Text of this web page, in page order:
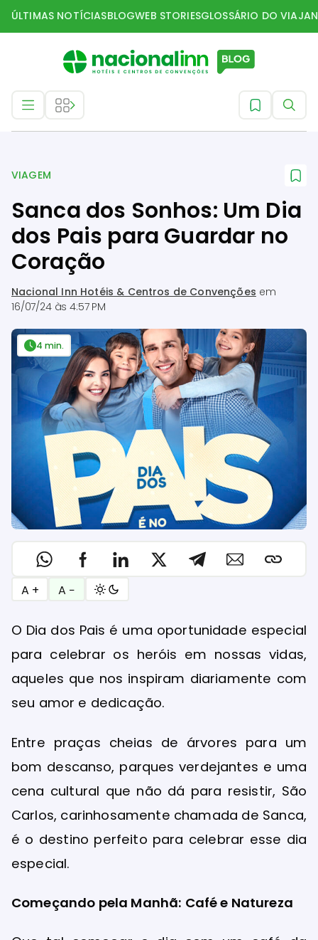
ÚLTIMAS NOTÍCIASBLOGWEB STORIESGLOSSÁRIO DO
VIAGEM
Sanca dos Sonhos: Um Dia
dos Pais para Guardar no
Coração
Nacional Inn Hotéis & Centros de Convenções em
16/07/24 às 4:57 PM
4 min.
A + A −
O Dia dos Pais é uma oportunidade especial
para celebrar os heróis em nossas vidas,
aqueles que nos inspiram diariamente com
seu amor e dedicação.
Entre praças cheias de árvores para um
bom descanso, parques verdejantes e uma
cena cultural que não dá para resistir, São
Carlos, carinhosamente chamada de Sanca,
é o destino perfeito para celebrar esse dia
especial.
Começando pela Manhã: Café e Natureza